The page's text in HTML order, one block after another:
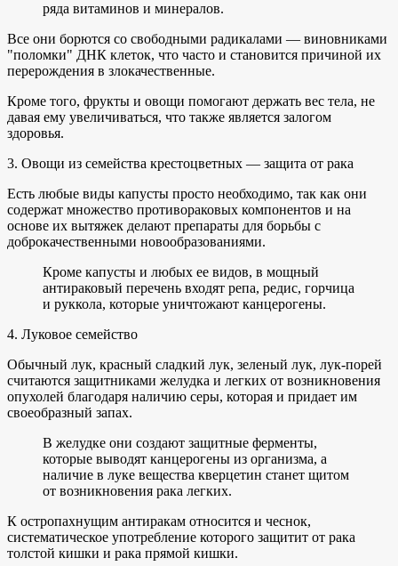
ряда витаминов и минералов.
Все они борются со свободными радикалами — виновниками
"поломки" ДНК клеток, что часто и становится причиной их
перерождения в злокачественные.
Кроме того, фрукты и овощи помогают держать вес тела, не
давая ему увеличиваться, что также является залогом
здоровья.
3. Овощи из семейства крестоцветных — защита от рака
Есть любые виды капусты просто необходимо, так как они
содержат множество противораковых компонентов и на
основе их вытяжек делают препараты для борьбы с
доброкачественными новообразованиями.
Кроме капусты и любых ее видов, в мощный
антираковый перечень входят репа, редис, горчица
и руккола, которые уничтожают канцерогены.
4. Луковое семейство
Обычный лук, красный сладкий лук, зеленый лук, лук-порей
считаются защитниками желудка и легких от возникновения
опухолей благодаря наличию серы, которая и придает им
своеобразный запах.
В желудке они создают защитные ферменты,
которые выводят канцерогены из организма, а
наличие в луке вещества кверцетин станет щитом
от возникновения рака легких.
К остропахнущим антиракам относится и чеснок,
систематическое употребление которого защитит от рака
толстой кишки и рака прямой кишки.